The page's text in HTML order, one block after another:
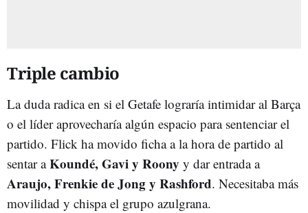
Triple cambio
La duda radica en si el Getafe lograría intimidar al Barça
o el líder aprovecharía algún espacio para sentenciar el
partido. Flick ha movido ficha a la hora de partido al
sentar aKoundé, Gavi y Roony y dar entrada a
Araujo, Frenkie de Jong y Rashford. Necesitaba más
movilidad y chispa el grupo azulgrana.